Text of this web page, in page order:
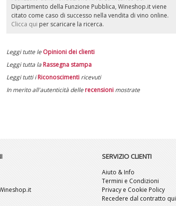
Dipartimento della Funzione Pubblica, Wineshop.it viene
citato come caso di successo nella vendita di vino online.
Clicca qui per scaricare la ricerca.
Leggi tutte le Opinioni dei clienti
Leggi tutta la Rassegna stampa
Leggi tutti iRiconoscimentiricevuti
In merito all'autenticità delle recensionimostrate
SERVIZIO CLIENTI
Aiuto & Info
Termini e Condizioni
Privacy e Cookie Policy
Recedere dal contratto qui